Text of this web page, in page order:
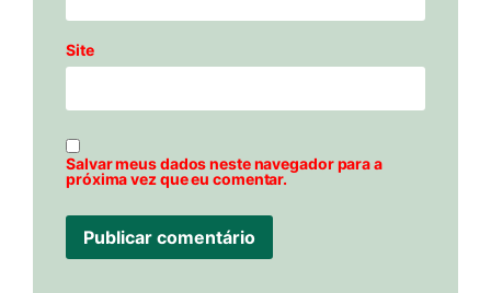
Site
Salvar meus dados neste navegador para a
próxima vez que eu comentar.